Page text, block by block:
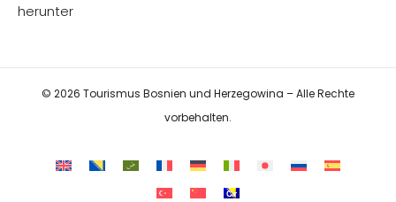
herunter
© 2026 Tourismus Bosnien und Herzegowina – Alle Rechte
vorbehalten.